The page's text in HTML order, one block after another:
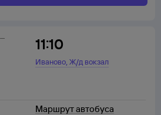
11:10
Иваново,Ж/д вокзал
Маршрут автобуса